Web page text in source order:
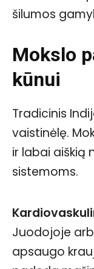
šilumos
Mokslo
kūnui
Tradicinis
vaistinėlę.
ir labai aiškią
sistemoms.
Juodojoje
apsaugo